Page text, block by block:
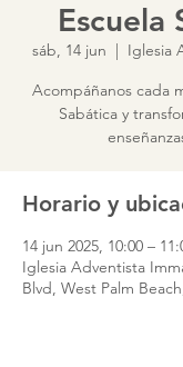
Escuela
sáb, 14 jun
  |
Iglesia
Acompáñanos cada
Sabática y
Horario y
14 jun 2025, 10:00 –
Iglesia Adventista
Blvd, West Palm